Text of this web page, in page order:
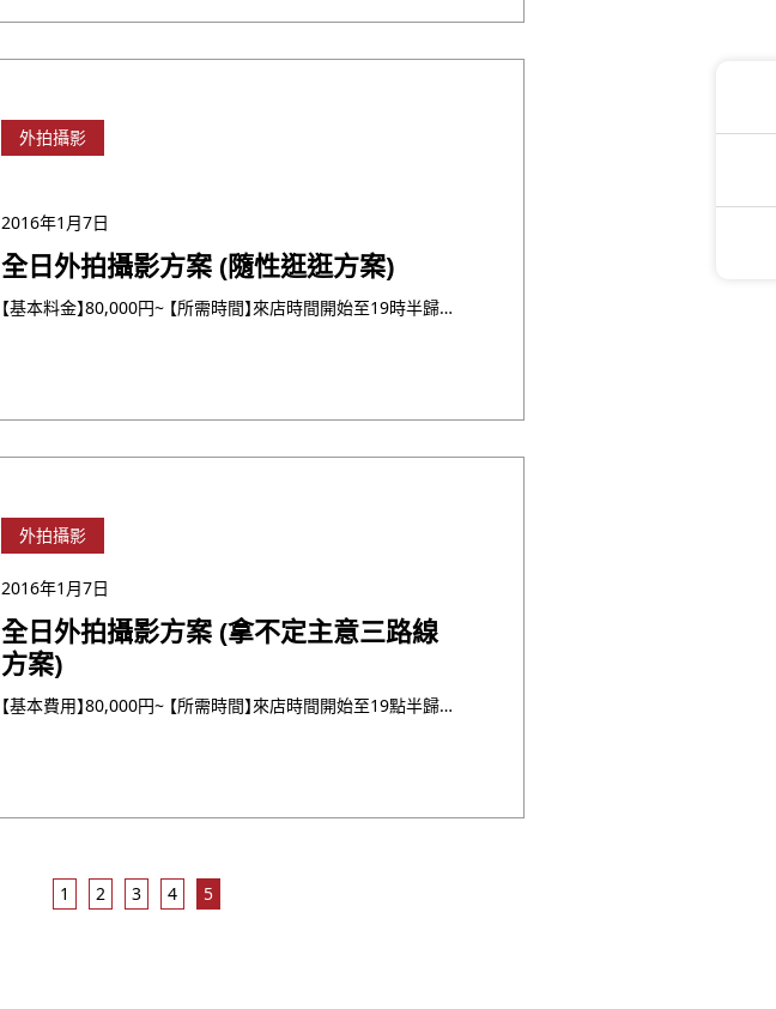
外拍攝影
2016年1月7日
全日外拍攝影方案 (隨性逛逛方案)
【基本料金】80,000円~ 【所需時間】來店時間開始至19時半歸還為止 ☆冬季含夜拍 【來店時間】9點 【方 ・・・
外拍攝影
2016年1月7日
全日外拍攝影方案 (拿不定主意三路線
方案)
【基本費用】80,000円~ 【所需時間】來店時間開始至19點半歸還為止 ☆冬季含夜拍 【来店時間】9時 【コ ・・・
1 2 3 4 5